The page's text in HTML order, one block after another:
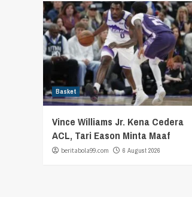
Basket
Vince Williams Jr. Kena Cedera
ACL, Tari Eason Minta Maaf
beritabola99.com 6 August 2026